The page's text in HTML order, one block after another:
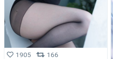
1905
166